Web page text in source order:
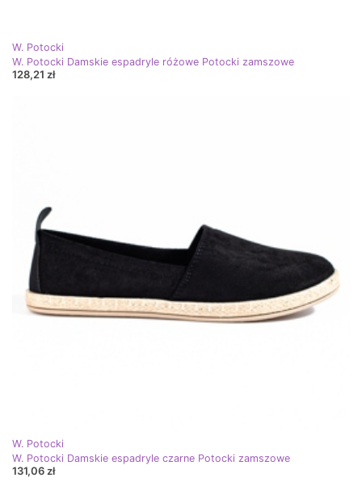
W. Potocki
W. Potocki Damskie espadryle różowe Potocki zamszowe
128,21 zł
W. Potocki
W. Potocki Damskie espadryle czarne Potocki zamszowe
131,06 zł